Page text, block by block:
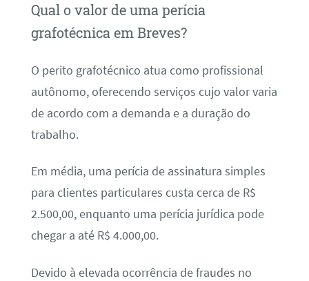
Qual o valor de uma perícia
grafotécnica em Breves?
O perito grafotécnico atua como profissional
autônomo, oferecendo serviços cujo valor varia
de acordo com a demanda e a duração do
trabalho.
Em média, uma perícia de assinatura simples
para clientes particulares custa cerca de R$
2.500,00, enquanto uma perícia jurídica pode
chegar a até R$ 4.000,00.
Devido à elevada ocorrência de fraudes no